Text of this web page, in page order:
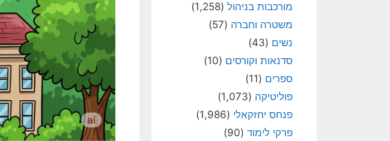
מורכבות בניהול (1,258)
משטרה וחברה (57)
נשים (43)
סדנאות וקורסים (10)
ספרים (11)
פוליטיקה (1,073)
פנחס יחזקאלי (1,986)
פרקי לימוד (90)